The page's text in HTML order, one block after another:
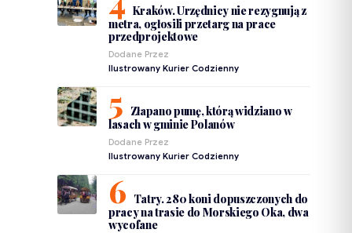
Kraków. Urzędnicy nie rezygnują z
metra, ogłosili przetarg na prace
przedprojektowe
Dodane Przez
Ilustrowany Kurier Codzienny
Złapano pumę, którą widziano w
lasach w gminie Polanów
Dodane Przez
Ilustrowany Kurier Codzienny
Tatry. 280 koni dopuszczonych do
pracy na trasie do Morskiego Oka, dwa
wycofane